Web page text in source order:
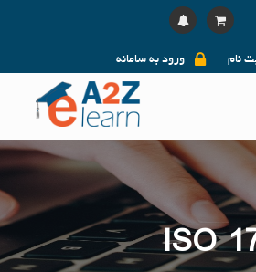
ورود به سامانه نام
ISO